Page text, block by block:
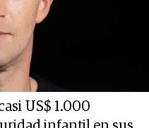
US$ 1.000